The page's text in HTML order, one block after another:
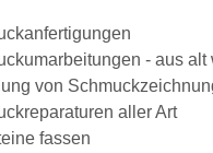
- aus alt
von
aller Art
fassen